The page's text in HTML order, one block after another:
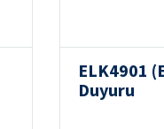
ELK4901
Duyuru